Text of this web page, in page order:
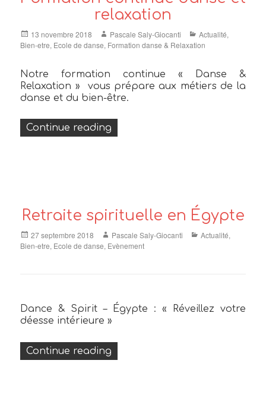
relaxation
Posted
on
13 novembre 2018 Author
Pascale Saly-Giocanti Categories
Actualité,
Bien-etre, Ecole de danse, Formation danse & Relaxation
Notre formation continue « Danse &
Relaxation »
vous prépare aux métiers de la
danse et du bien-être.
Continue reading
Retraite spirituelle en Égypte
Posted
on
27 septembre 2018 Author
Pascale Saly-Giocanti Categories
Actualité,
Bien-etre, Ecole de danse, Evènement
Dance & Spirit – Égypte : « Réveillez votre
déesse intérieure »
Continue reading